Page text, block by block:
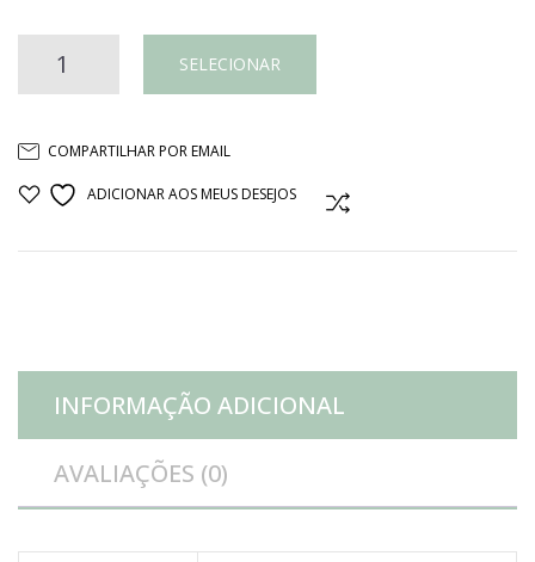
FERRO
SELECIONAR
COMPARTILHAR POR EMAIL
ADICIONAR AOS MEUS DESEJOS
INFORMAÇÃO ADICIONAL
AVALIAÇÕES (0)